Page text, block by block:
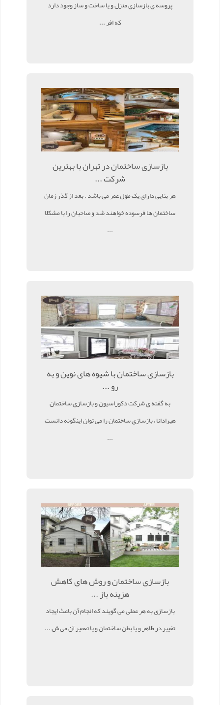
پروسه ی بازسازی منزل و یا ساخت و ساز وجود دارد
که افر ...
بازسازی ساختمان در تهران با بهترین
شرکت ...
هر بنایی دارای یک طول عمر می باشد . بعد از گذر زمان
ساختمان ها فرسوده خواهند شد و صاحبان را با مشکلا
...
بازسازی ساختمان با شیوه های نوین و به
رو ...
به گفته ی شرکت دکوراسیون و بازسازی ساختمان
هیرادانا ، بازسازی ساختمان را می توان اینگونه دانست
...
بازسازی ساختمان و روش های کاهش
هزینه باز ...
بازسازی به هر عملی می گویند که انجام آن باعث ایجاد
تغییر در ظاهر و یا بطن ساختمان و یا تعمیر آن می ش ...